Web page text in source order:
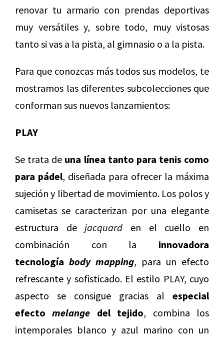
renovar tu armario con prendas deportivas
muy versátiles y, sobre todo, muy vistosas
tanto si vas a la pista, al gimnasio o a la pista.
Para que conozcas más todos sus modelos, te
mostramos las diferentes subcolecciones que
conforman sus nuevos lanzamientos:
PLAY
Se trata de una línea tanto para tenis como
para pádel, diseñada para ofrecer la máxima
sujeción y libertad de movimiento. Los polos y
camisetas se caracterizan por una elegante
estructura dejacquard en el cuello en
combinación con la innovadora
tecnología body mapping, para un efecto
refrescante y sofisticado. El estilo PLAY, cuyo
aspecto se consigue gracias al especial
efectomelange del tejido, combina los
intemporales blanco y azul marino con un